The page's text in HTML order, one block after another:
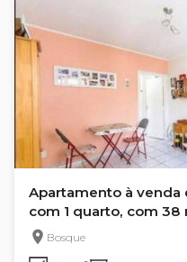
Apartamento à venda
com 1 quarto, com 38
Bosque